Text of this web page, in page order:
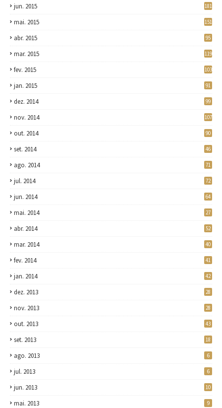
jun. 2015 181
mai. 2015 151
abr. 2015 95
mar. 2015 119
fev. 2015 103
jan. 2015 91
dez. 2014 99
nov. 2014 107
out. 2014 90
set. 2014 46
ago. 2014 71
jul. 2014 72
jun. 2014 64
mai. 2014 27
abr. 2014 52
mar. 2014 40
fev. 2014 41
jan. 2014 42
dez. 2013 28
nov. 2013 28
out. 2013 43
set. 2013 18
ago. 2013 6
jul. 2013 6
jun. 2013 10
mai. 2013 9